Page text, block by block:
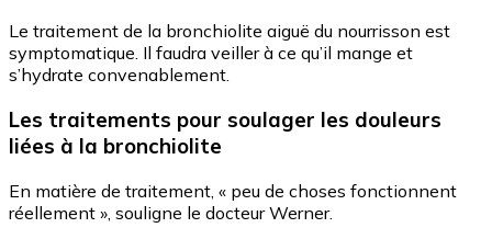
Le traitement de la bronchiolite aiguë du nourrisson est
symptomatique. Il faudra veiller à ce qu’il mange et
s’hydrate convenablement.
Les traitements pour soulager les douleurs
liées à la bronchiolite
En matière de traitement, « peu de choses fonctionnent
réellement », souligne le docteur Werner.